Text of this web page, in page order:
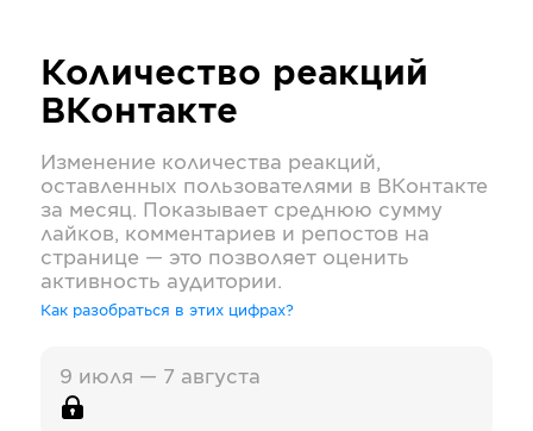
Количество реакций
ВКонтакте
Изменение количества реакций,
оставленных пользователями в ВКонтакте
за месяц. Показывает среднюю сумму
лайков, комментариев и репостов на
странице — это позволяет оценить
активность аудитории.
Как разобраться в этих цифрах?
9 июля — 7 августа